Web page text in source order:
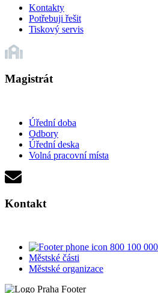
Kontakty
Potřebuji řešit
Tiskový servis
Magistrát
Úřední doba
Odbory
Úřední deska
Volná pracovní místa
Kontakt
800 100 000
Městské části
Městské organizace